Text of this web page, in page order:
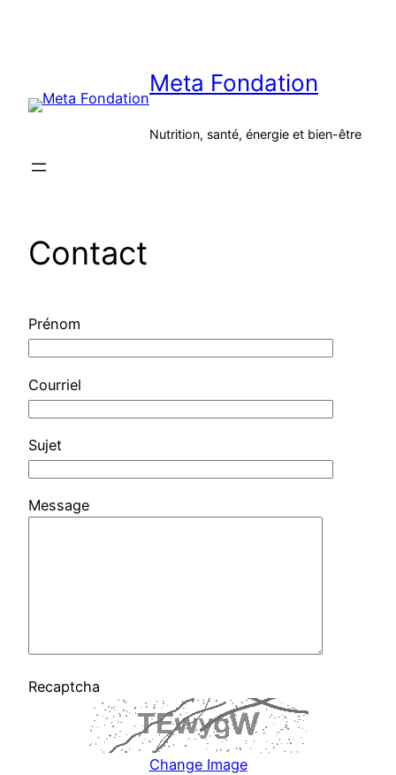
Meta Fondation
Nutrition, santé, énergie et bien-être
Contact
Prénom
Courriel
Sujet
Message
Recaptcha
Change Image